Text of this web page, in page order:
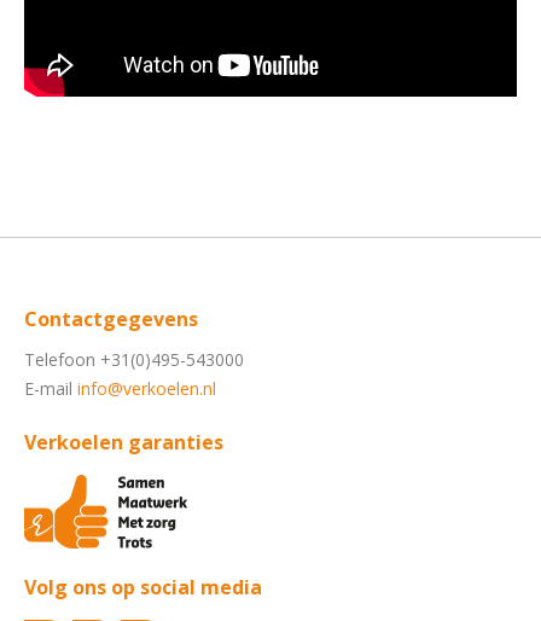
Contactgegevens
Telefoon +31(0)495-543000
E-mail info@verkoelen.nl
Verkoelen garanties
Volg ons op social media